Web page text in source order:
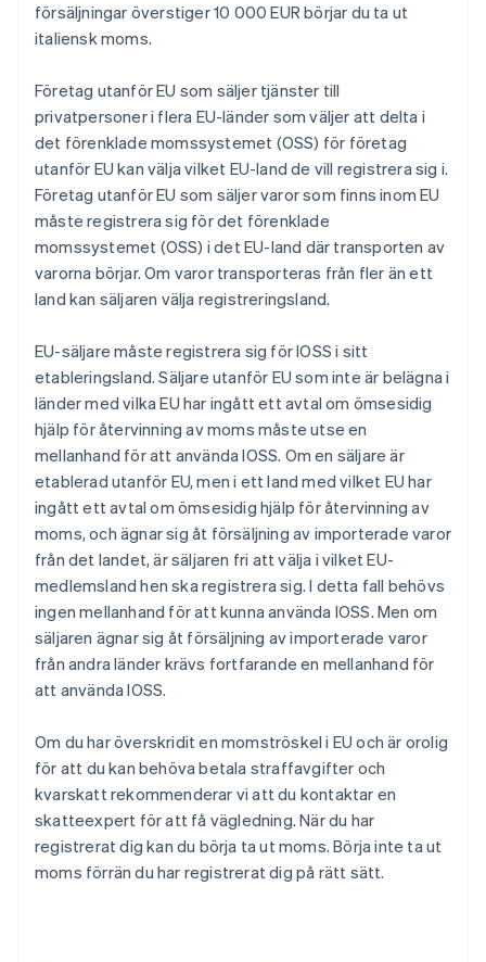
försäljningar överstiger 10 000 EUR börjar du ta ut
italiensk moms.
Företag utanför EU som säljer tjänster till
privatpersoner i flera EU-länder som väljer att delta i
det förenklade momssystemet (OSS) för företag
utanför EU kan välja vilket EU-land de vill registrera sig i.
Företag utanför EU som säljer varor som finns inom EU
måste registrera sig för det förenklade
momssystemet (OSS) i det EU-land där transporten av
varorna börjar. Om varor transporteras från fler än ett
land kan säljaren välja registreringsland.
EU-säljare måste registrera sig för IOSS i sitt
etableringsland. Säljare utanför EU som inte är belägna i
länder med vilka EU har ingått ett avtal om ömsesidig
hjälp för återvinning av moms måste utse en
mellanhand för att använda IOSS. Om en säljare är
etablerad utanför EU, men i ett land med vilket EU har
ingått ett avtal om ömsesidig hjälp för återvinning av
moms, och ägnar sig åt försäljning av importerade varor
från det landet, är säljaren fri att välja i vilket EU-
medlemsland hen ska registrera sig. I detta fall behövs
ingen mellanhand för att kunna använda IOSS. Men om
säljaren ägnar sig åt försäljning av importerade varor
från andra länder krävs fortfarande en mellanhand för
att använda IOSS.
Om du har överskridit en momströskel i EU och är orolig
för att du kan behöva betala straffavgifter och
kvarskatt rekommenderar vi att du kontaktar en
skatteexpert för att få vägledning. När du har
registrerat dig kan du börja ta ut moms. Börja inte ta ut
moms förrän du har registrerat dig på rätt sätt.